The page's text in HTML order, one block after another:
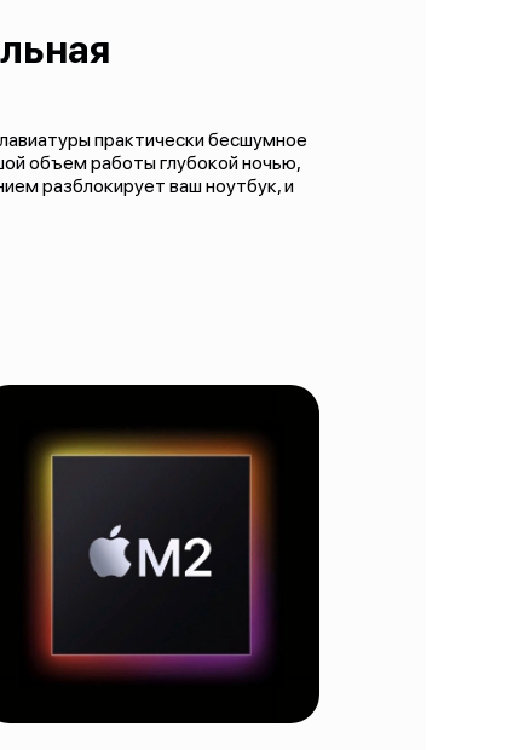
практически бесшумное
объем работы глубокой ночью,
разблокирует ваш ноутбук, и